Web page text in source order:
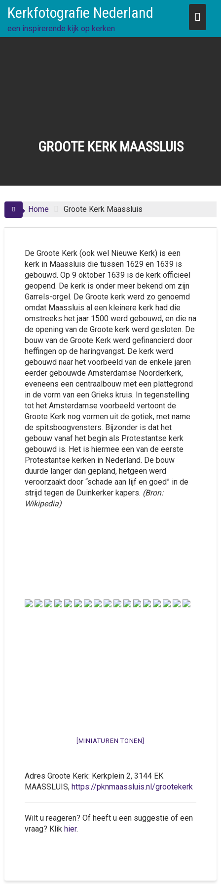
content
Kerkfotografie Nederland
een inspirerende kijk op kerken
GROOTE KERK MAASSLUIS
Home Groote Kerk Maassluis
De Groote Kerk (ook wel Nieuwe Kerk) is een
kerk in Maassluis die tussen 1629 en 1639 is
gebouwd. Op 9 oktober 1639 is de kerk officieel
geopend. De kerk is onder meer bekend om zijn
Garrels-orgel. De Groote kerk werd zo genoemd
omdat Maassluis al een kleinere kerk had die
omstreeks het jaar 1500 werd gebouwd, en die na
de opening van de Groote kerk werd gesloten. De
bouw van de Groote Kerk werd gefinancierd door
heffingen op de haringvangst. De kerk werd
gebouwd naar het voorbeeld van de enkele jaren
eerder gebouwde Amsterdamse Noorderkerk,
eveneens een centraalbouw met een plattegrond
in de vorm van een Grieks kruis. In tegenstelling
tot het Amsterdamse voorbeeld vertoont de
Groote Kerk nog vormen uit de gotiek, met name
de spitsboogvensters. Bijzonder is dat het
gebouw vanaf het begin als Protestantse kerk
gebouwd is. Het is hiermee een van de eerste
Protestantse kerken in Nederland. De bouw
duurde langer dan gepland, hetgeen werd
veroorzaakt door “schade aan lijf en goed” in de
strijd tegen de Duinkerker kapers. (Bron:
Wikipedia)
[MINIATUREN TONEN]
Adres Groote Kerk: Kerkplein 2, 3144 EK
MAASSLUIS, https://pknmaassluis.nl/grootekerk
Wilt u reageren? Of heeft u een suggestie of een
vraag? Klik hier.